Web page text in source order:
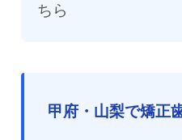
ちら
甲府・山梨で矯正